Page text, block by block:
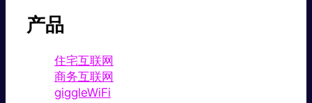
产品
住宅互联网
商务互联网
giggleWiFi